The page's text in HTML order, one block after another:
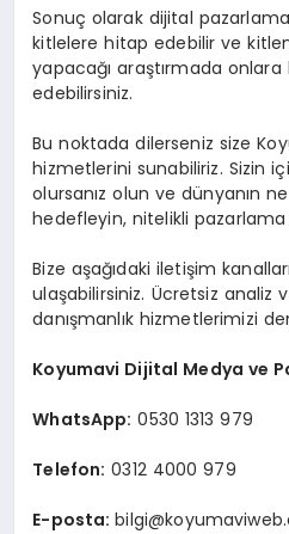
Sonuç olarak dijital
kitlelere hitap edebilir ve
yapacağı araştırmada
edebilirsiniz.
Bu noktada dilerseniz size
hizmetlerini sunabiliriz. Sizin
olursanız olun ve dünyanın
hedefleyin, nitelikli
Bize aşağıdaki iletişim
ulaşabilirsiniz. Ücretsiz analiz
danışmanlık hizmetlerimizi
Koyumavi Dijital Medya ve
WhatsApp: 0530 1313 979
Telefon: 0312 4000 979
E-posta: